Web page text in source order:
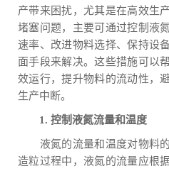
产带来困扰，尤其是在高效生
堵塞问题，主要可通过控制液
速率、改进物料选择、保持设
面手段来解决。这些措施可以
效运行，提升物料的流动性，
生产中断。
1. 控制液氮流量和温度
液氮的流量和温度对物料的
造粒过程中，液氮的流量应根